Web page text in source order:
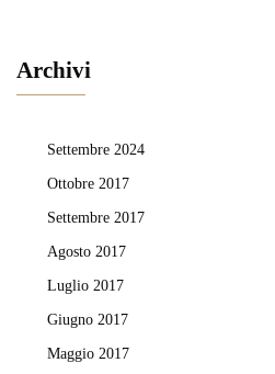
Archivi
Settembre 2024
Ottobre 2017
Settembre 2017
Agosto 2017
Luglio 2017
Giugno 2017
Maggio 2017